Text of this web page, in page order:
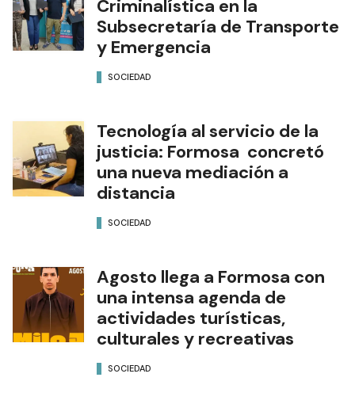
Criminalística en la
Subsecretaría de Transporte
y Emergencia
SOCIEDAD
Tecnología al servicio de la
justicia: Formosa concretó
una nueva mediación a
distancia
SOCIEDAD
Agosto llega a Formosa con
una intensa agenda de
actividades turísticas,
culturales y recreativas
SOCIEDAD